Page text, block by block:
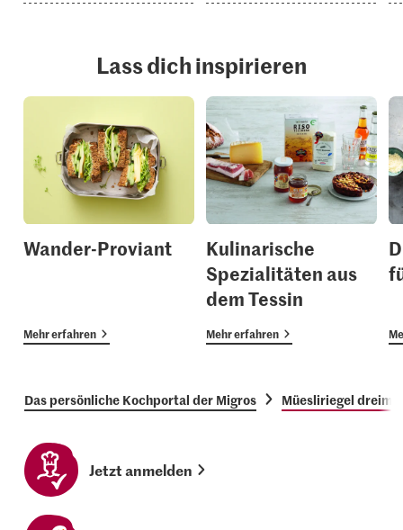
Lass dich inspirieren
Wander-Proviant
Mehr erfahren
Kulinarische
Spezialitäten aus
dem Tessin
Mehr erfahren
Das persönliche Kochportal der Migros Müesliriegel
Jetzt anmelden